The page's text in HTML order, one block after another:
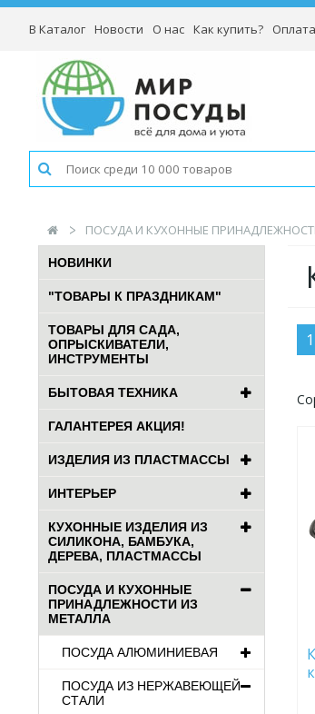
В Каталог Новости О нас Как купить?
ПОСУДА И КУХОННЫЕ
НОВИНКИ
"ТОВАРЫ К ПРАЗДНИКАМ"
ТОВАРЫ ДЛЯ САДА,
ОПРЫСКИВАТЕЛИ,
ИНСТРУМЕНТЫ
БЫТОВАЯ ТЕХНИКА
ГАЛАНТЕРЕЯ АКЦИЯ!
ИЗДЕЛИЯ ИЗ ПЛАСТМАССЫ
ИНТЕРЬЕР
КУХОННЫЕ ИЗДЕЛИЯ ИЗ
СИЛИКОНА, БАМБУКА,
ДЕРЕВА, ПЛАСТМАССЫ
ПОСУДА И КУХОННЫЕ
ПРИНАДЛЕЖНОСТИ ИЗ
МЕТАЛЛА
ПОСУДА АЛЮМИНИЕВАЯ
ПОСУДА ИЗ НЕРЖАВЕЮЩЕЙ
СТАЛИ
1